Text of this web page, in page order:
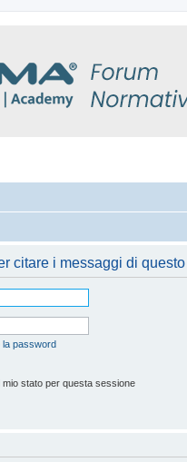
citare i messaggi di questo
la password
mio stato per questa sessione